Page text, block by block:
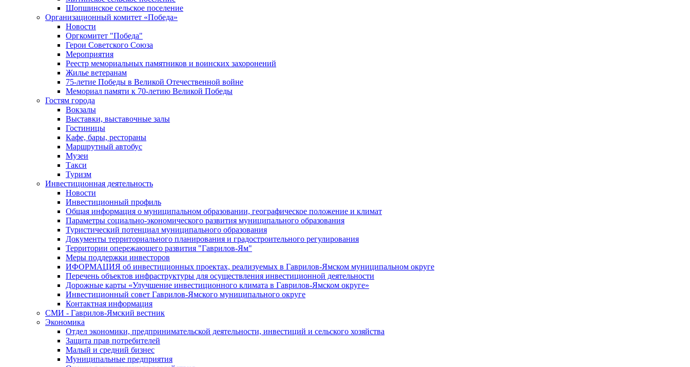
Шопшинское сельское поселение
Организационный комитет «Победа»
Новости
Оргкомитет "Победа"
Герои Советского Союза
Мероприятия
Реестр мемориальных памятников и воинских захоронений
Жилье ветеранам
75-летие Победы в Великой Отечественной войне
Мемориал памяти к 70-летию Великой Победы
Гостям города
Вокзалы
Выставки, выставочные залы
Гостиницы
Кафе, бары, рестораны
Маршрутный автобус
Музеи
Такси
Туризм
Инвестиционная деятельность
Новости
Инвестиционный профиль
Общая информация о муниципальном образовании, географическое положение и климат
Параметры социально-экономического развития муниципального образования
Туристический потенциал муниципального образования
Документы территориального планирования и градостроительного регулирования
Территории опережающего развития "Гаврилов-Ям"
Меры поддержки инвесторов
ИФОРМАЦИЯ об инвестиционных проектах, реализуемых в Гаврилов-Ямском муниципальном округе
Перечень объектов инфраструктуры для осуществления инвестиционной деятельности
Дорожные карты «Улучшение инвестиционного климата в Гаврилов-Ямском округе»
Инвестиционный совет Гаврилов-Ямского муниципального округе
Контактная информация
СМИ - Гаврилов-Ямский вестник
Экономика
Отдел экономики, предпринимательской деятельности, инвестиций и сельского хозяйства
Защита прав потребителей
Малый и средний бизнес
Муниципальные предприятия